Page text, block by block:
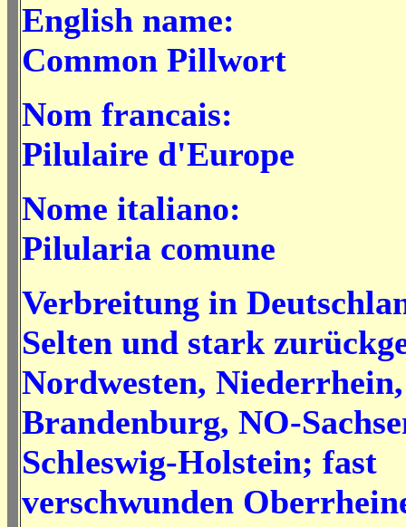
English name:
Common Pillwort
Nom francais:
Pilulaire d'Europe
Nome italiano:
Pilularia comune
Verbreitung in
Selten und stark
Nordwesten,
Brandenburg, NO-
Schleswig-Holstein; fast
verschwunden